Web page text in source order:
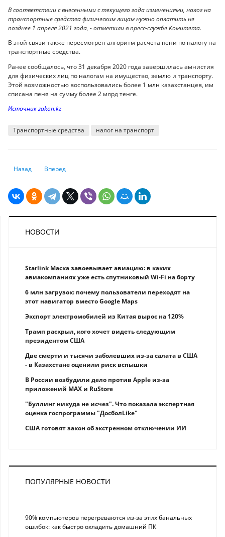
В соответствии с внесенными с текущего года изменениями, налог на
транспортные средства физическим лицам нужно оплатить не
позднее 1 апреля 2021 года, - отметили в пресс-службе Комитета.
В этой связи также пересмотрен алгоритм расчета пени по налогу на
транспортные средства.
Ранее сообщалось, что 31 декабря 2020 года завершилась амнистия
для физических лиц по налогам на имущество, землю и транспорту.
Этой возможностью воспользовались более 1 млн казахстанцев, им
списана пеня на сумму более 2 млрд тенге.
Источник zakon.kz
Транспортные средства налог на транспорт
Предыдущий: Будут ли снижать пенсионный возраст для
Назад Следующий: Изменение климата приводит к тому, что
Вперед
НОВОСТИ
Starlink Маска завоевывает авиацию: в каких
авиакомпаниях уже есть спутниковый Wi-Fi на борту
6 млн загрузок: почему пользователи переходят на
этот навигатор вместо Google Maps
Экспорт электромобилей из Китая вырос на 120%
Трамп раскрыл, кого хочет видеть следующим
президентом США
Две смерти и тысячи заболевших из-за салата в США
- в Казахстане оценили риск вспышки
В России возбудили дело против Apple из-за
приложений MAX и RuStore
"Буллинг никуда не исчез". Что показала экспертная
оценка госпрограммы "ДосболLike"
США готовят закон об экстренном отключении ИИ
ПОПУЛЯРНЫЕ НОВОСТИ
90% компьютеров перегреваются из-за этих банальных
ошибок: как быстро охладить домашний ПК